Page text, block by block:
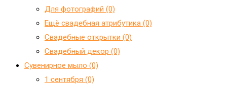
Для фотографий (0)
Ещё свадебная атрибутика (0)
Свадебные открытки (0)
Свадебный декор (0)
Сувенирное мыло (0)
1 сентября (0)